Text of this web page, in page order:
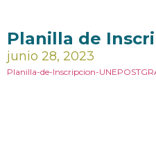
Planilla de
junio 28, 2023
Planilla-de-Inscripcion-